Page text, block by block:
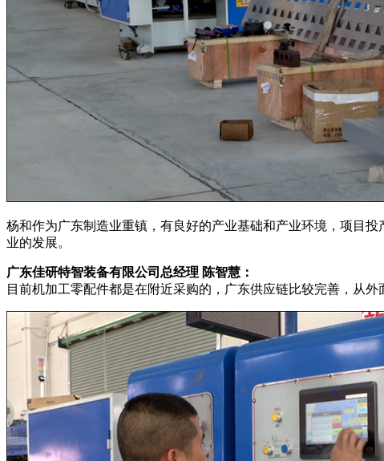
杨和作为广东制造业重镇，有良好的产业基础和产业环境，项目
业的发展。
广东佳研特智装备有限公司总经理 陈智慧：
目前机加工零配件都是在附近采购的，广东供应链比较完善，从